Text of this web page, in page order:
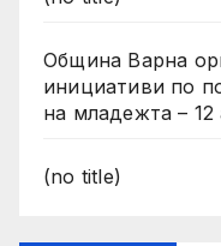
Община Варна
инициативи по
на младежта – 12
(no title)